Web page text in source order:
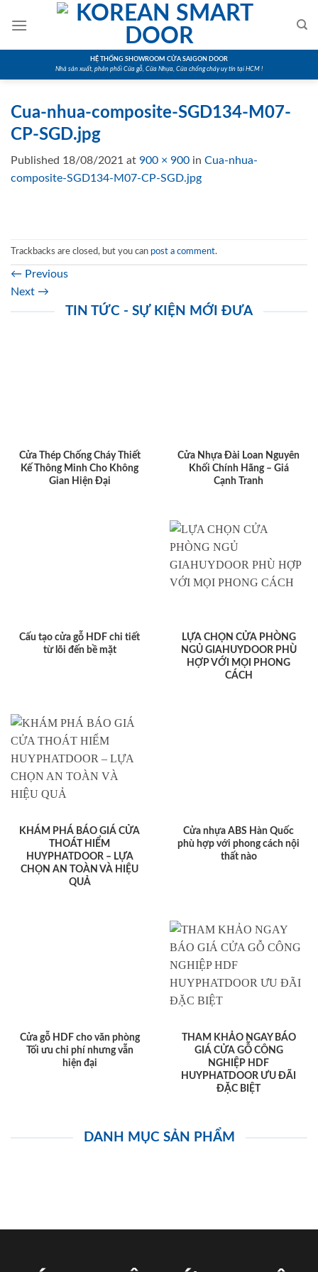
HỆ THỐNG SHOWROOM CỬA SAIGON DOOR
Nhà sản xuất, phân phối Cửa gỗ, Cửa Nhựa, Cửa chống cháy uy tín tại HCM !
Cua-nhua-composite-SGD134-M07-
CP-SGD.jpg
Published 18/08/2021 at 900 × 900 in Cua-nhua-
composite-SGD134-M07-CP-SGD.jpg
Trackbacks are closed, but you can post a comment.
← Previous
Next →
TIN TỨC - SỰ KIỆN MỚI ĐƯA
Cửa Thép Chống Cháy Thiết
Kế Thông Minh Cho Không
Gian Hiện Đại
Cửa Nhựa Đài Loan Nguyên
Khối Chính Hãng – Giá
Cạnh Tranh
Cấu tạo cửa gỗ HDF chi tiết
từ lõi đến bề mặt
LỰA CHỌN CỬA PHÒNG
NGỦ GIAHUYDOOR PHÙ
HỢP VỚI MỌI PHONG
CÁCH
KHÁM PHÁ BÁO GIÁ CỬA
THOÁT HIỂM
HUYPHATDOOR – LỰA
CHỌN AN TOÀN VÀ HIỆU
QUẢ
Cửa nhựa ABS Hàn Quốc
phù hợp với phong cách nội
thất nào
Cửa gỗ HDF cho văn phòng
Tối ưu chi phí nhưng vẫn
hiện đại
THAM KHẢO NGAY BÁO
GIÁ CỬA GỖ CÔNG
NGHIỆP HDF
HUYPHATDOOR ƯU ĐÃI
ĐẶC BIỆT
DANH MỤC SẢN PHẨM